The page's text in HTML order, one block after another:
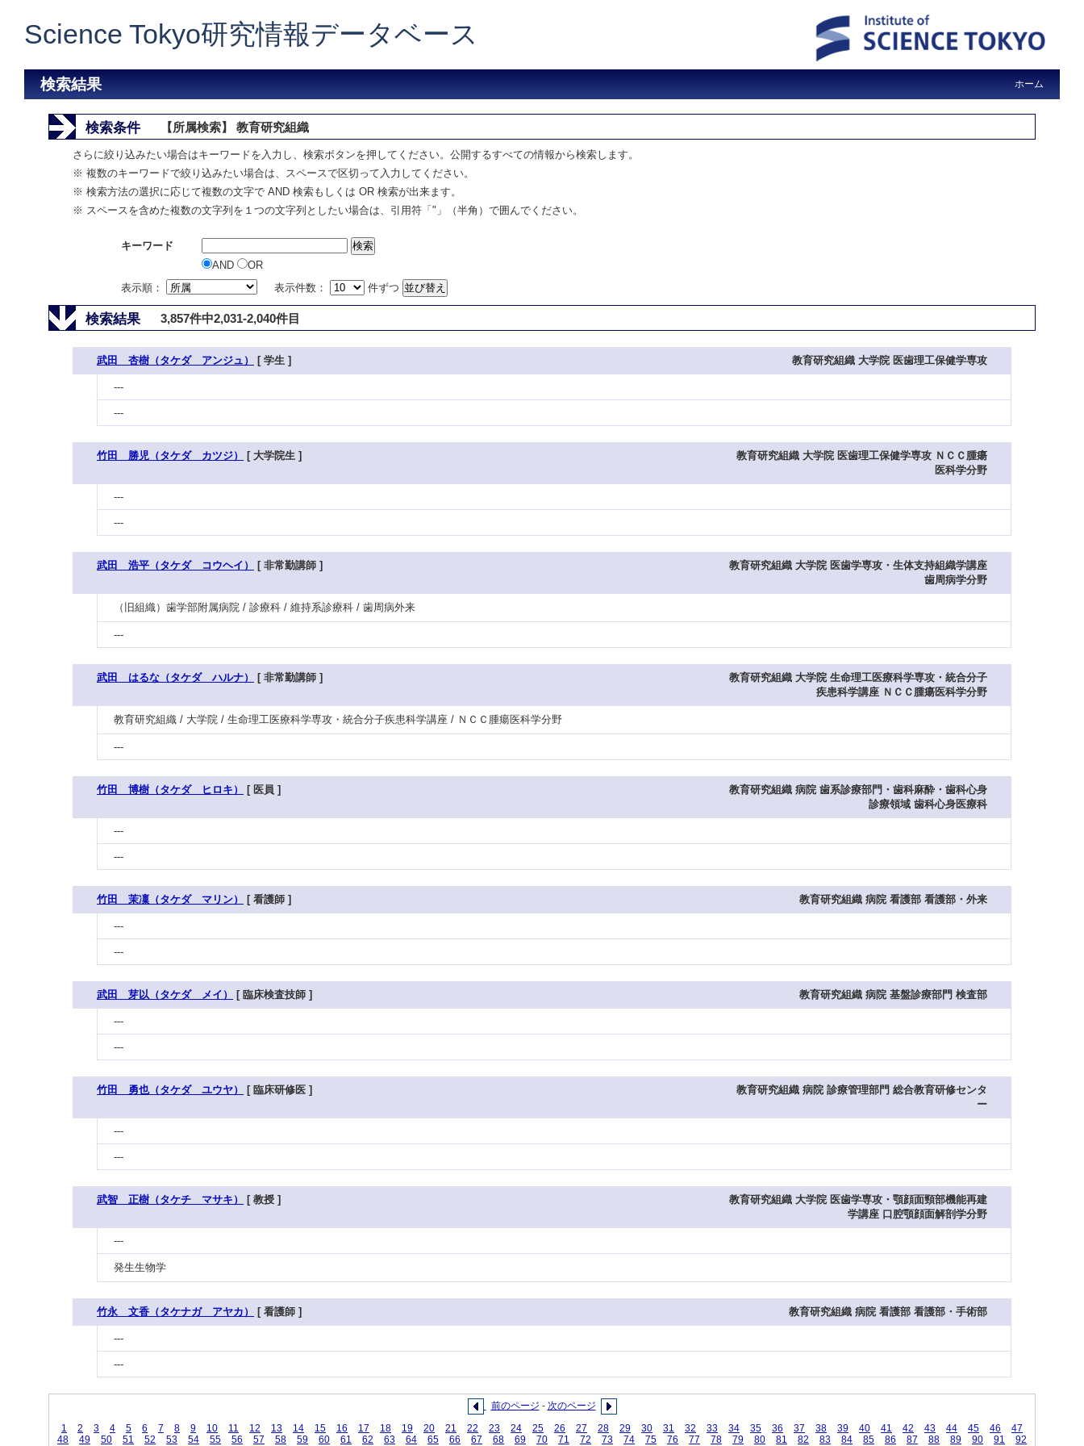
Science Tokyo研究情報データベース
検索結果 ホーム
検索条件 【所属検索】 教育研究組織
さらに絞り込みたい場合はキーワードを入力し、検索ボタンを押してください。公開するすべての情報から検索します。
※ 複数のキーワードで絞り込みたい場合は、スペースで区切って入力してください。
※ 検索方法の選択に応じて複数の文字で AND 検索もしくは OR 検索が出来ます。
※ スペースを含めた複数の文字列を１つの文字列としたい場合は、引用符「"」（半角）で囲んでください。
キーワード
AND
OR
表示順：
表示件数： 件ずつ
検索結果 3,857件中2,031-2,040件目
武田 杏樹（タケダ アンジュ） [ 学生 ] 教育研究組織 大学院 医歯理工保健学専攻
---
---
竹田 勝児（タケダ カツジ） [ 大学院生 ]
教育研究組織 大学院 医歯理工保健学専攻 ＮＣＣ腫瘍
医科学分野
---
---
武田 浩平（タケダ コウヘイ） [ 非常勤講師 ]
教育研究組織 大学院 医歯学専攻・生体支持組織学講座
歯周病学分野
（旧組織）歯学部附属病院 / 診療科 / 維持系診療科 / 歯周病外来
---
武田 はるな（タケダ ハルナ） [ 非常勤講師 ]
教育研究組織 大学院 生命理工医療科学専攻・統合分子
疾患科学講座 ＮＣＣ腫瘍医科学分野
教育研究組織 / 大学院 / 生命理工医療科学専攻・統合分子疾患科学講座 / ＮＣＣ腫瘍医科学分野
---
竹田 博樹（タケダ ヒロキ） [ 医員 ]
教育研究組織 病院 歯系診療部門・歯科麻酔・歯科心身
診療領域 歯科心身医療科
---
---
竹田 茉凜（タケダ マリン） [ 看護師 ] 教育研究組織 病院 看護部 看護部・外来
---
---
武田 芽以（タケダ メイ） [ 臨床検査技師 ] 教育研究組織 病院 基盤診療部門 検査部
---
---
竹田 勇也（タケダ ユウヤ） [ 臨床研修医 ]
教育研究組織 病院 診療管理部門 総合教育研修センタ
ー
---
---
武智 正樹（タケチ マサキ） [ 教授 ]
教育研究組織 大学院 医歯学専攻・顎顔面頸部機能再建
学講座 口腔顎顔面解剖学分野
---
発生生物学
竹永 文香（タケナガ アヤカ） [ 看護師 ] 教育研究組織 病院 看護部 看護部・手術部
---
---
前のページ - 次のページ
1
2 3 4 5 6 7 8 9 10 11 12 13 14 15 16 17 18 19 20 21 22 23 24 25 26 27 28 29 30 31 32 33 34 35 36 37 38 39 40 41 42 43 44 45 46
47
48
49 50 51 52 53 54 55 56 57 58 59 60 61 62 63 64 65 66 67 68 69 70 71 72 73 74 75 76 77 78 79 80 81 82 83 84 85 86 87 88 89 90 91
92